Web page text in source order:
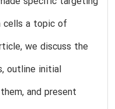
cells a topic of
we discuss the
outline initial
and present